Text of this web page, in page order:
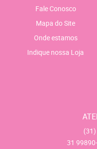
Fale Conosco
Mapa do Site
Onde estamos
Indique nossa Loja
(31)
31